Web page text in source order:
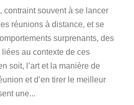
contraint souvent à se lancer
réunions à distance, et se
surprenants, des
au contexte de ces
soit, l’art et la manière de
et d’en tirer le meilleur
une...